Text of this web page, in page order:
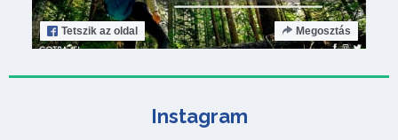
Tetszik az oldal Megosztás
Instagram